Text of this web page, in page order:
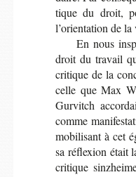
tique du droit,
l’orien­ta­tion de la
En nous
droit du tra­vail
cri­tique de la
celle que Max
Gur­vitch
comme
mobi­li­sant à cet
sa réflexion était
cri­tique